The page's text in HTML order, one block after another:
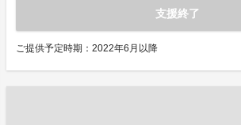
支援終了
ご提供予定時期：2022年6月以降